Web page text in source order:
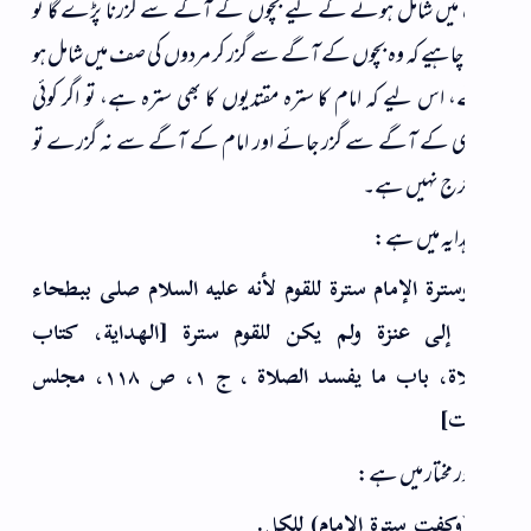
شامل ہونے کے لیے بچوں کے آگے سے گزرنا پڑے گا تو
کہ وہ بچوں کے آگے سے گزر کر مردوں کی صف میں شامل ہو
اس لیے کہ امام کا سترہ مقتدیوں کا بھی سترہ ہے، تو اگر کوئی
کے آگے سے گزر جائے اور امام کے آگے سے نہ گزرے تو
نہیں ہے۔
میں ہے:
الإمام سترة للقوم لأنه عليه السلام صلى ببطحاء
عنزة ولم يكن للقوم سترة [الهداية، كتاب
الصلاة، باب ما يفسد الصلاة ، ج ۱، ص ۱۱۸، مجلس
مختار میں ہے: